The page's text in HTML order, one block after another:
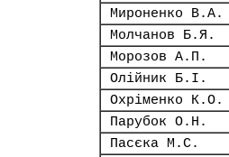
Мироненко В.А.
Молчанов Б.Я.
Морозов А.П.
Олійник Б.І.
Охріменко К.О.
Парубок О.Н.
Пасєка М.С.